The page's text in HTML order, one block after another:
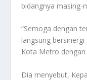
bidangnya masing-
“Semoga dengan
langsung
Kota Metro dengan
Dia menyebut,